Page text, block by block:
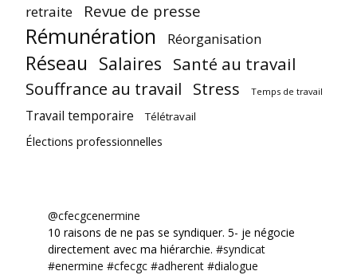
retraite Revue de presse
Rémunération Réorganisation
Réseau Salaires Santé au travail
Souffrance au travail Stress Temps de travail
Travail temporaire Télétravail
Élections professionnelles
@cfecgcenermine
10 raisons de ne pas se syndiquer. 5- je négocie
directement avec ma hiérarchie. #syndicat
#enermine #cfecgc #adherent #dialogue